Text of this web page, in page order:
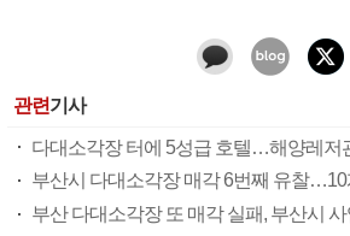
관련기사
다대소각장 터에 5성급 호텔…해양레저
부산 다대소각장 또 매각 실패, 부산시